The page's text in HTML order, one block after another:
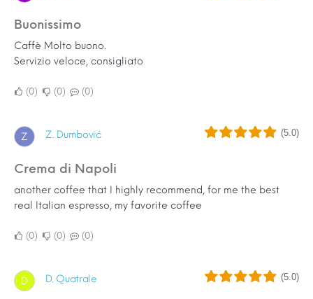
Buonissimo
Caffè Molto buono.
Servizio veloce, consigliato
0 0 0
Z Z. Dumbović (5.0)
Crema di Napoli
another coffee that I highly recommend, for me the best
real Italian espresso, my favorite coffee
0 0 0
D D. Quatrale (5.0)